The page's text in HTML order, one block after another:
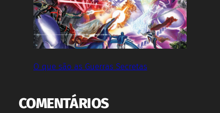
O que são as Guerras Secretas
COMENTÁRIOS